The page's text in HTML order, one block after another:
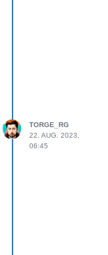
TORGE_RG
22. AUG. 2023,
06:45